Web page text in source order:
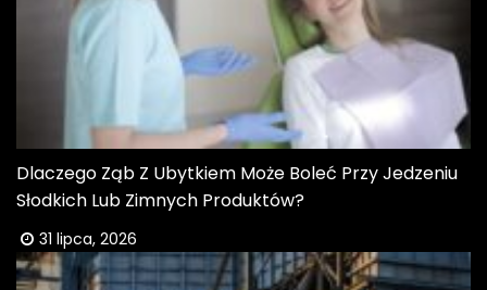
Dlaczego Ząb Z Ubytkiem Może Boleć Przy Jedzeniu
Słodkich Lub Zimnych Produktów?
31 lipca, 2026